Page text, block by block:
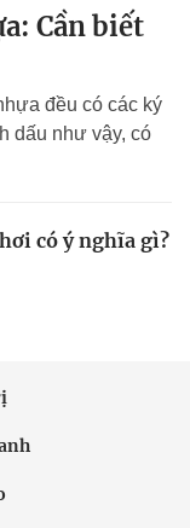
Cần biết
đều có các ký
dấu như vậy, có
có ý nghĩa gì?